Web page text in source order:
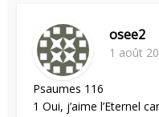
osee2
1 août
Psaumes 116
1 Oui, j’aime l’Eternel